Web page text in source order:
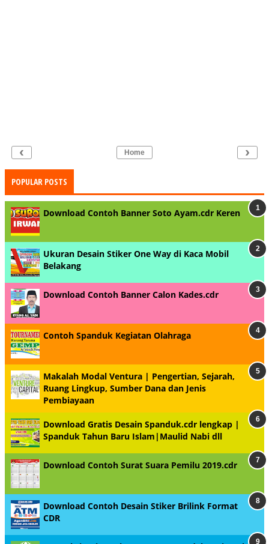
‹ ›
Home
POPULAR POSTS
Download Contoh Banner Soto Ayam.cdr Keren
Ukuran Desain Stiker One Way di Kaca Mobil
Belakang
Download Contoh Banner Calon Kades.cdr
Contoh Spanduk Kegiatan Olahraga
Makalah Modal Ventura | Pengertian, Sejarah,
Ruang Lingkup, Sumber Dana dan Jenis
Pembiayaan
Download Gratis Desain Spanduk.cdr lengkap |
Spanduk Tahun Baru Islam|Maulid Nabi dll
Download Contoh Surat Suara Pemilu 2019.cdr
Download Contoh Desain Stiker Brilink Format
CDR